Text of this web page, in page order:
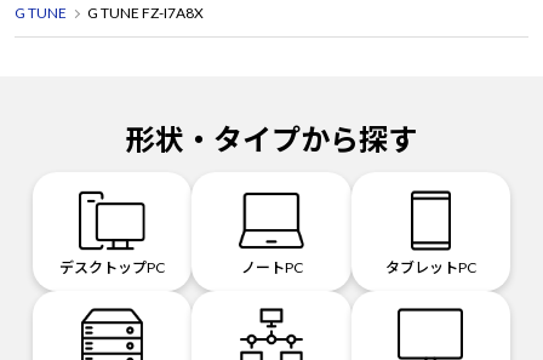
G TUNE
G TUNE FZ-I7A8X
形状・タイプから探す
デスクトップPC ノートPC タブレットPC